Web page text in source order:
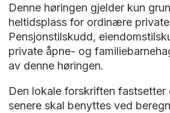
Denne høringen gjelder kun
heltidsplass for ordinære private
Pensjonstilskudd,
private åpne- og
av denne høringen.
Den lokale forskriften fastsetter
senere skal benyttes ved